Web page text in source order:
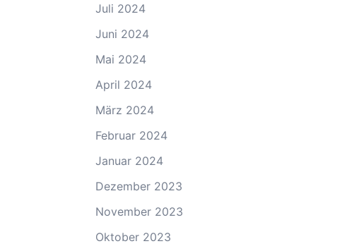
Juli 2024
Juni 2024
Mai 2024
April 2024
März 2024
Februar 2024
Januar 2024
Dezember 2023
November 2023
Oktober 2023